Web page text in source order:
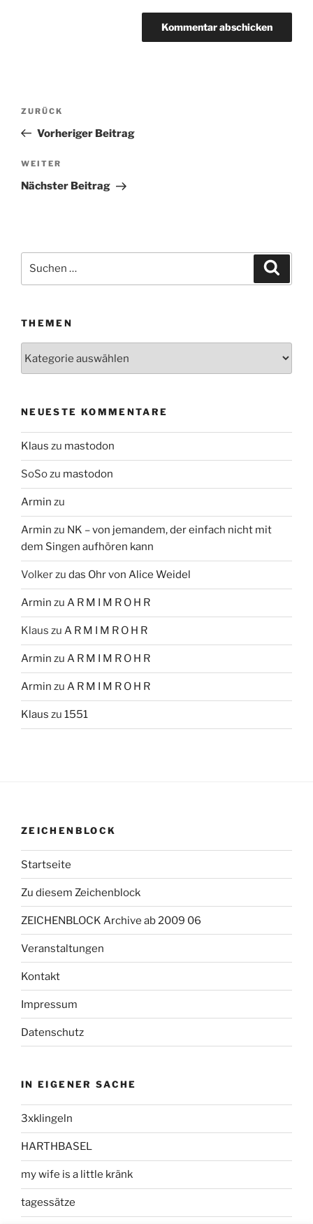
Beitragsnavigation
Vorheriger
Beitrag
ZURÜCK
Vorheriger Beitrag
Nächster
Beitrag
WEITER
Nächster Beitrag
Suchen
THEMEN
NEUESTE KOMMENTARE
Klaus zu mastodon
SoSozu mastodon
Armin zu
Armin zu NK – von jemandem, der einfach nicht mit
dem Singen aufhören kann
Volkerzu das Ohr von Alice Weidel
Armin zu A R M I M R O H R
Klaus zu A R M I M R O H R
Armin zu A R M I M R O H R
Armin zu A R M I M R O H R
Klaus zu 1551
ZEICHENBLOCK
Startseite
Zu diesem Zeichenblock
ZEICHENBLOCK Archive ab 2009 06
Veranstaltungen
Kontakt
Impressum
Datenschutz
IN EIGENER SACHE
3xklingeln
HARTHBASEL
my wife is a little kränk
tagessätze